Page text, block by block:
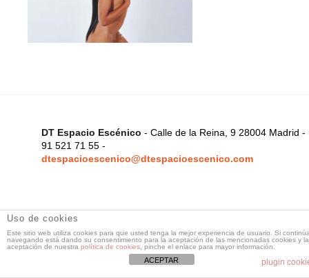
DT Espacio Escénico - Calle de la Reina, 9 28004 Madrid -
91 521 71 55 -
dtespacioescenico@dtespacioescenico.com
Uso de cookies
Este sitio web utiliza cookies para que usted tenga la mejor experiencia de usuario. Si
navegando está dando su consentimiento para la aceptación de las mencionadas cookies y la
aceptación de nuestra política de cookies , pinche el enlace para mayor información.
plugin
ACEPTAR